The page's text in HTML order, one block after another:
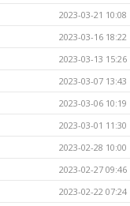
2023-03-21 10:08
2023-03-16 18:22
2023-03-13 15:26
2023-03-07 13:43
2023-03-06 10:19
2023-03-01 11:30
2023-02-28 10:00
2023-02-27 09:46
2023-02-22 07:24